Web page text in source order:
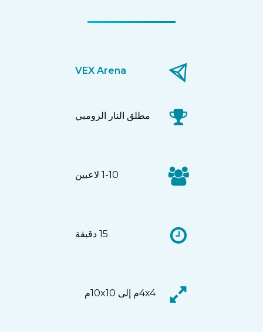
VEX Arena
مطلق النار الزومبي
1-10 لاعبين
15 دقيقة
4x4م إلى 10x10م